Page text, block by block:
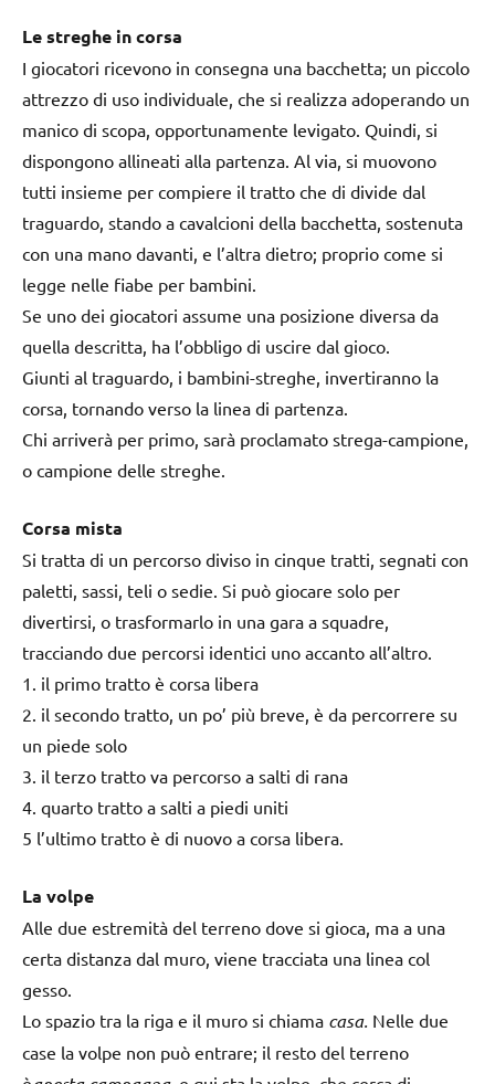
Le streghe in corsa
I giocatori ricevono in consegna una bacchetta; un piccolo
attrezzo di uso individuale, che si realizza adoperando un
manico di scopa, opportunamente levigato. Quindi, si
dispongono allineati alla partenza. Al via, si muovono
tutti insieme per compiere il tratto che di divide dal
traguardo, stando a cavalcioni della bacchetta, sostenuta
con una mano davanti, e l’altra dietro; proprio come si
legge nelle fiabe per bambini.
Se uno dei giocatori assume una posizione diversa da
quella descritta, ha l’obbligo di uscire dal gioco.
Giunti al traguardo, i bambini-streghe, invertiranno la
corsa, tornando verso la linea di partenza.
Chi arriverà per primo, sarà proclamato strega-campione,
o campione delle streghe.
Corsa mista
Si tratta di un percorso diviso in cinque tratti, segnati con
paletti, sassi, teli o sedie. Si può giocare solo per
divertirsi, o trasformarlo in una gara a squadre,
tracciando due percorsi identici uno accanto all’altro.
1. il primo tratto è corsa libera
2. il secondo tratto, un po’ più breve, è da percorrere su
un piede solo
3. il terzo tratto va percorso a salti di rana
4. quarto tratto a salti a piedi uniti
5 l’ultimo tratto è di nuovo a corsa libera.
La volpe
Alle due estremità del terreno dove si gioca, ma a una
certa distanza dal muro, viene tracciata una linea col
gesso.
Lo spazio tra la riga e il muro si chiama casa. Nelle due
case la volpe non può entrare; il resto del terreno